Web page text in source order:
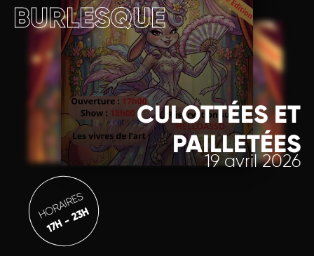
CULOTTÉES ET
PAILLETÉES
19 avril 2026
BURLESQUE
HORAIRES
17H - 23H